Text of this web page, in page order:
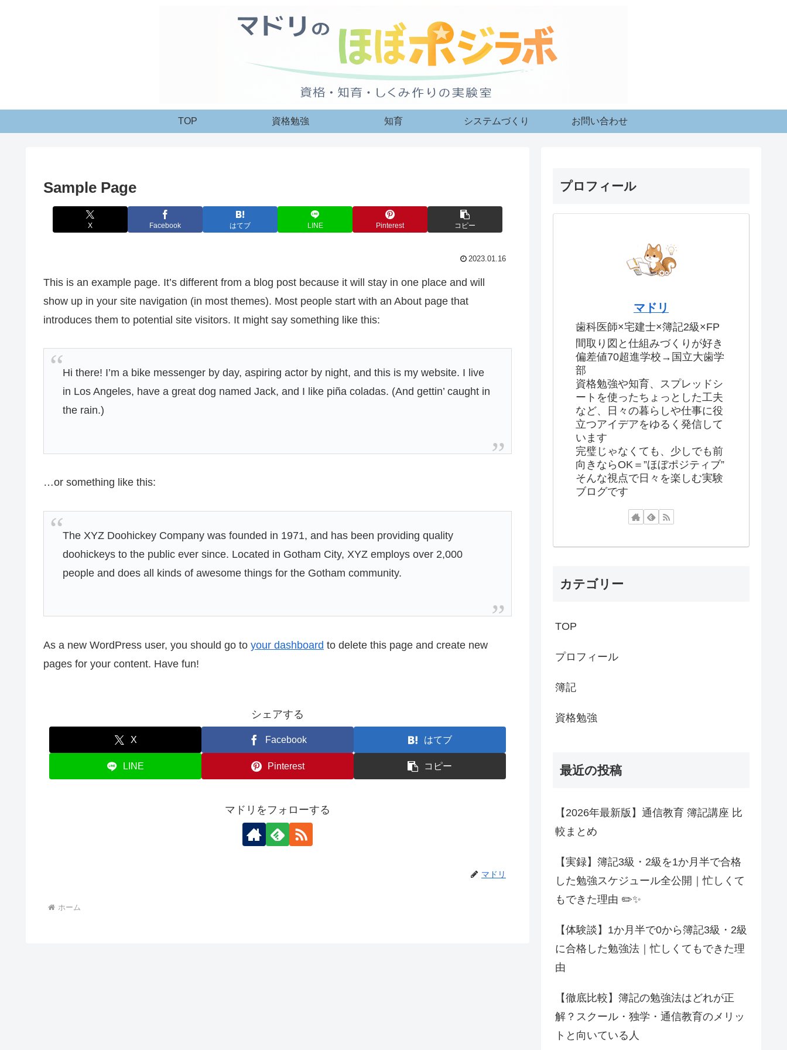
TOP 資格勉強 知育 システムづくり お問い合わせ
Sample Page
X Facebook はてブ LINE Pinterest コピー
2023.01.16
This is an example page. It’s different from a blog post because it will stay in one place and will
show up in your site navigation (in most themes). Most people start with an About page that
introduces them to potential site visitors. It might say something like this:
Hi there! I’m a bike messenger by day, aspiring actor by night, and this is my website. I live
in Los Angeles, have a great dog named Jack, and I like piña coladas. (And gettin’ caught in
the rain.)
…or something like this:
The XYZ Doohickey Company was founded in 1971, and has been providing quality
doohickeys to the public ever since. Located in Gotham City, XYZ employs over 2,000
people and does all kinds of awesome things for the Gotham community.
As a new WordPress user, you should go to your dashboard to delete this page and create new
pages for your content. Have fun!
シェアする
X Facebook はてブ
LINE Pinterest コピー
マドリをフォローする
マドリ
ホーム
プロフィール
マドリ
歯科医師×宅建士×簿記2級×FP
間取り図と仕組みづくりが好き
偏差値70超進学校→国立大歯学
部
資格勉強や知育、スプレッドシ
ートを使ったちょっとした工夫
など、日々の暮らしや仕事に役
立つアイデアをゆるく発信して
います
完璧じゃなくても、少しでも前
向きならOK＝”ほぼポジティブ”
そんな視点で日々を楽しむ実験
ブログです
カテゴリー
TOP
プロフィール
簿記
資格勉強
最近の投稿
【2026年最新版】通信教育 簿記講座 比
較まとめ
【実録】簿記3級・2級を1か月半で合格
した勉強スケジュール全公開｜忙しくて
もできた理由 ✏️✨
【体験談】1か月半で0から簿記3級・2級
に合格した勉強法｜忙しくてもできた理
由
【徹底比較】簿記の勉強法はどれが正
解？スクール・独学・通信教育のメリッ
トと向いている人